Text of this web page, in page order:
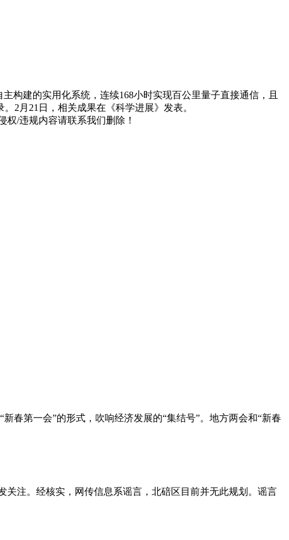
构建的实用化系统，连续168小时实现百公里量子直接通信，且
2月21日，相关成果在《科学进展》发表。
权/违规内容请联系我们删除！
春第一会”的形式，吹响经济发展的“集结号”。地方两会和“新春
关注。经核实，网传信息系谣言，北碚区目前并无此规划。谣言